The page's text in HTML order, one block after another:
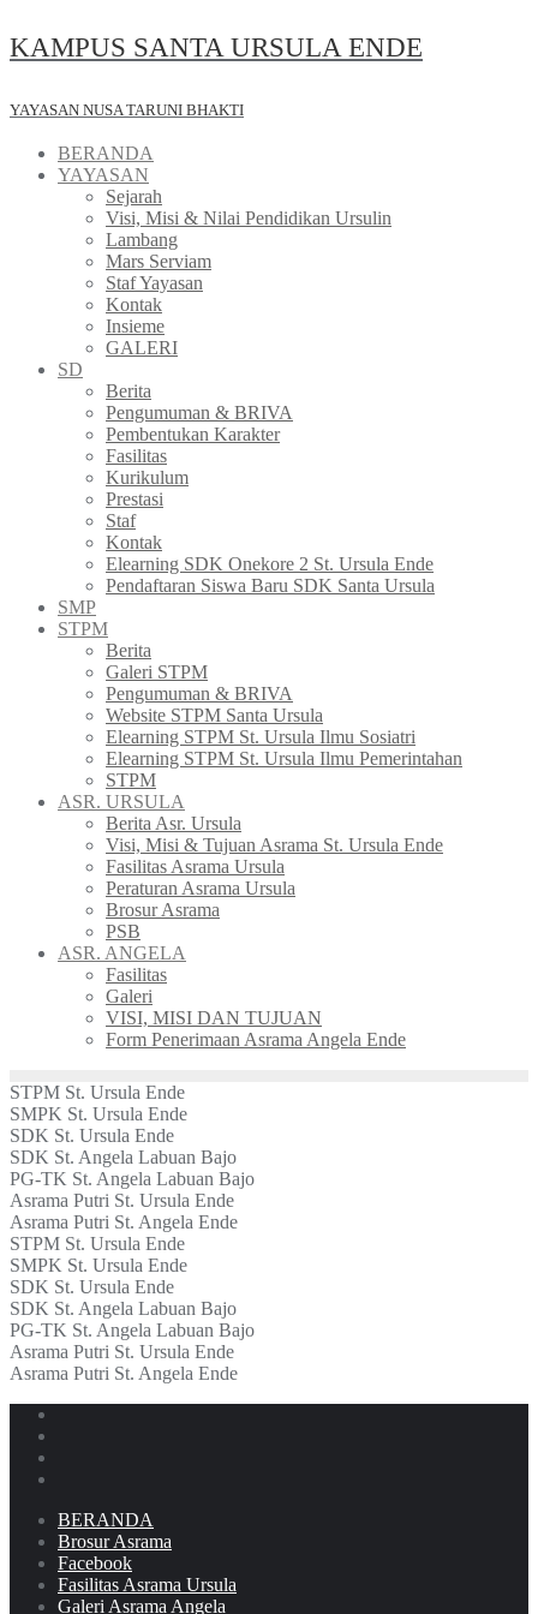
Skip
to
KAMPUS SANTA URSULA ENDE
YAYASAN NUSA TARUNI BHAKTI
BERANDA
YAYASAN
Sejarah
Visi, Misi & Nilai Pendidikan Ursulin
Lambang
Mars Serviam
Staf Yayasan
Kontak
Insieme
GALERI
SD
Berita
Pengumuman & BRIVA
Pembentukan Karakter
Fasilitas
Kurikulum
Prestasi
Staf
Kontak
Elearning SDK Onekore 2 St. Ursula Ende
Pendaftaran Siswa Baru SDK Santa Ursula
SMP
STPM
Berita
Galeri STPM
Pengumuman & BRIVA
Website STPM Santa Ursula
Elearning STPM St. Ursula Ilmu Sosiatri
Elearning STPM St. Ursula Ilmu Pemerintahan
STPM
ASR. URSULA
Berita Asr. Ursula
Visi, Misi & Tujuan Asrama St. Ursula Ende
Fasilitas Asrama Ursula
Peraturan Asrama Ursula
Brosur Asrama
PSB
ASR. ANGELA
Fasilitas
Galeri
VISI, MISI DAN TUJUAN
Form Penerimaan Asrama Angela Ende
STPM St. Ursula Ende
SMPK St. Ursula Ende
SDK St. Ursula Ende
SDK St. Angela Labuan Bajo
PG-TK St. Angela Labuan Bajo
Asrama Putri St. Ursula Ende
Asrama Putri St. Angela Ende
STPM St. Ursula Ende
SMPK St. Ursula Ende
SDK St. Ursula Ende
SDK St. Angela Labuan Bajo
PG-TK St. Angela Labuan Bajo
Asrama Putri St. Ursula Ende
Asrama Putri St. Angela Ende
BERANDA
Brosur Asrama
Facebook
Fasilitas Asrama Ursula
Galeri Asrama Angela